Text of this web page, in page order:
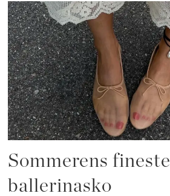
Sommerens fineste
ballerinasko